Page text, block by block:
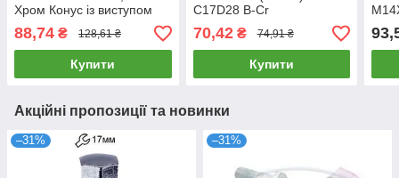
Хром Конус із виступом
ключ 17 мм
88,74 ₴ 128,61 ₴
Купити
C17D28 B-Cr
M14X1,50X28 Чорний
Хром Конус з виступом
ключ 17 мм
70,42₴ 74,91 ₴
Купити
Акційні пропозиції та новинки
–31% –31%